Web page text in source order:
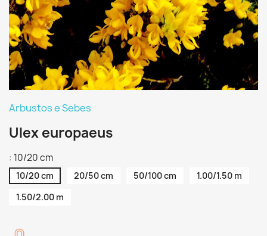
Arbustos e Sebes
Ulex europaeus
: 10/20 cm
10/20 cm 20/50 cm 50/100 cm
1.00/1.50 m
1.50/2.00 m